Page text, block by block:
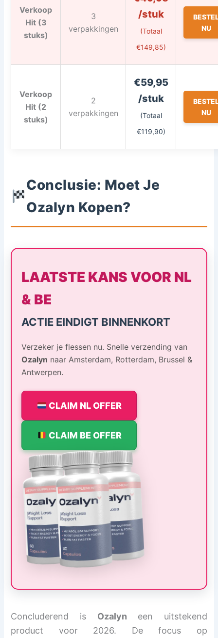
Verkoop
Hit (3
stuks)
3
verpakkingen
/stuk
(Totaal
€149,85)
NU
Verkoop
Hit (2
stuks)
2
verpakkingen
€59,95
/stuk
(Totaal
€119,90)
NU
Conclusie: Moet Je
Ozalyn Kopen?
LAATSTE KANS VOOR NL
& BE
ACTIE EINDIGT BINNENKORT
Verzeker je flessen nu. Snelle verzending van
Ozalyn naar Amsterdam, Rotterdam, Brussel &
Antwerpen.
CLAIM NL OFFER
CLAIM BE OFFER
Concluderend is Ozalyn een uitstekend
product voor 2026. De focus op